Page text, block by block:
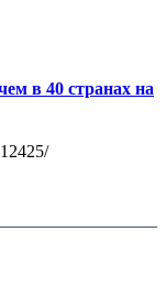
в 40 странах на